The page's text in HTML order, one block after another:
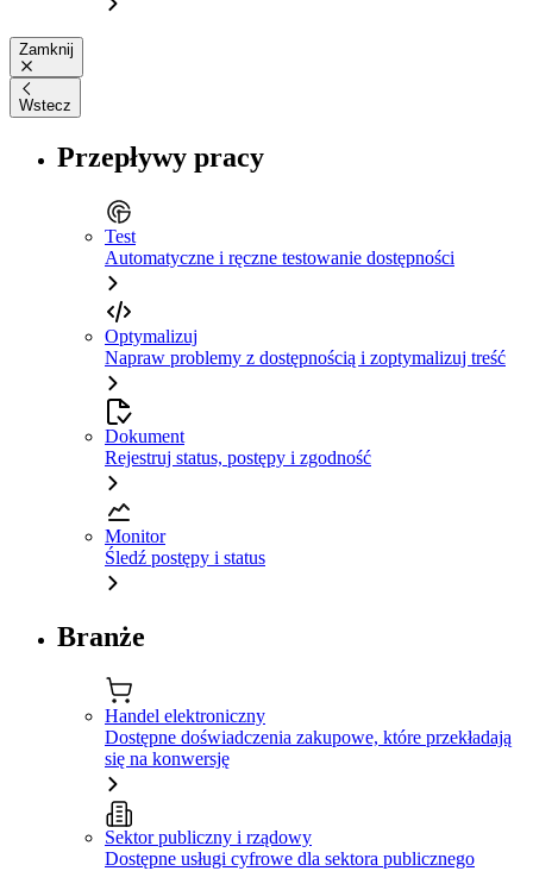
Zamknij
Wstecz
Przepływy pracy
Test
Automatyczne i ręczne testowanie dostępności
Optymalizuj
Napraw problemy z dostępnością i zoptymalizuj treść
Dokument
Rejestruj status, postępy i zgodność
Monitor
Śledź postępy i status
Branże
Handel elektroniczny
Dostępne doświadczenia zakupowe, które przekładają
się na konwersję
Sektor publiczny i rządowy
Dostępne usługi cyfrowe dla sektora publicznego